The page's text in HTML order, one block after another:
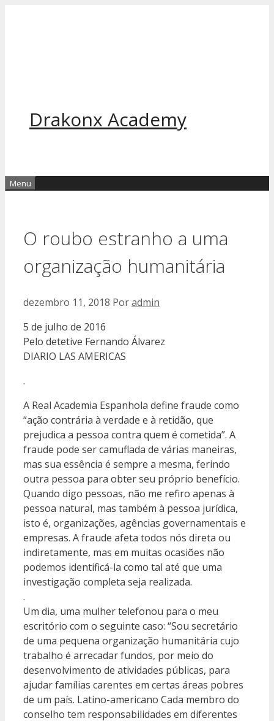
Drakonx Academy
Menu
O roubo estranho a uma
organização humanitária
dezembro 11, 2018 Poradmin
5 de julho de 2016
Pelo detetive Fernando Álvarez
DIARIO LAS AMERICAS
.
A Real Academia Espanhola define fraude como
“ação contrária à verdade e à retidão, que
prejudica a pessoa contra quem é cometida”. A
fraude pode ser camuflada de várias maneiras,
mas sua essência é sempre a mesma, ferindo
outra pessoa para obter seu próprio benefício.
Quando digo pessoas, não me refiro apenas à
pessoa natural, mas também à pessoa jurídica,
isto é, organizações, agências governamentais e
empresas. A fraude afeta todos nós direta ou
indiretamente, mas em muitas ocasiões não
podemos identificá-la como tal até que uma
investigação completa seja realizada.
.
Um dia, uma mulher telefonou para o meu
escritório com o seguinte caso: “Sou secretário
de uma pequena organização humanitária cujo
trabalho é arrecadar fundos, por meio do
desenvolvimento de atividades públicas, para
ajudar famílias carentes em certas áreas pobres
de um país. Latino-americano Cada membro do
conselho tem responsabilidades em diferentes